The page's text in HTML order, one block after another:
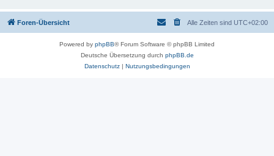
Foren-Übersicht Alle Zeiten sind UTC+02:00
Powered by phpBB® Forum Software © phpBB Limited
Deutsche Übersetzung durch phpBB.de
Datenschutz| Nutzungsbedingungen